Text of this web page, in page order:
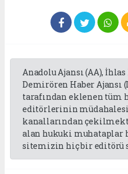
Anadolu Ajansı (AA), İhlas
Demirören Haber Ajansı
tarafından eklenen tüm
editörlerinin müdahalesi
kanallarından
alan hukuki muhataplar
sitemizin hiç bir editörü